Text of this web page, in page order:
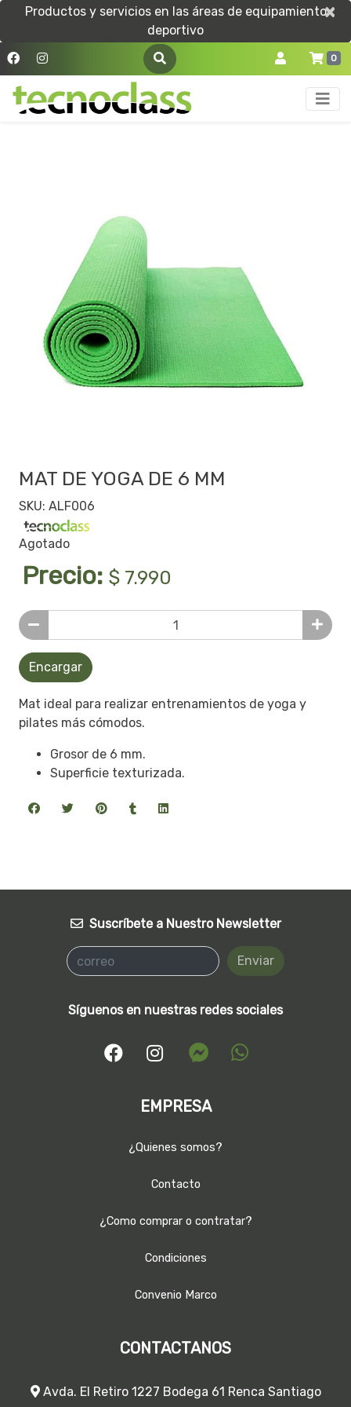
Productos y servicios en las áreas de equipamiento
deportivo
×
×
0
MAT DE YOGA DE 6 MM
SKU: ALF006
Agotado
Precio: $ 7.990
Encargar
Mat ideal para realizar entrenamientos de yoga y
pilates más cómodos.
Grosor de 6 mm.
Superficie texturizada.
Suscríbete a Nuestro Newsletter
Enviar
Síguenos en nuestras redes sociales
EMPRESA
¿Quienes somos?
Contacto
¿Como comprar o contratar?
Condiciones
Convenio Marco
CONTACTANOS
Avda. El Retiro 1227 Bodega 61 Renca Santiago